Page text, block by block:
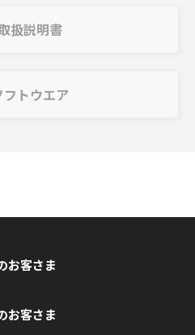
扱説明書
フトウエア
お客さま
お客さま